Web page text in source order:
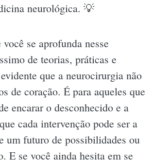
neurológica. 💡
se aprofunda nesse
de teorias, práticas e
que a neurocirurgia não
de coração. É para aqueles que
encarar o desconhecido e a
cada intervenção pode ser a
um futuro de possibilidades ou
E se você ainda hesita em se